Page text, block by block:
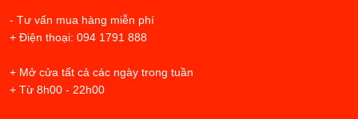
- Tư vấn mua hàng miễn phí
+ Điện thoại: 094 1791 888
+ Mở cửa tất cả các ngày trong tuần
+ Từ 8h00 - 22h00